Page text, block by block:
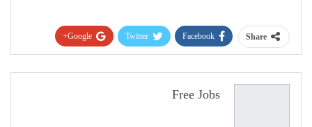
Share
Facebook
Twitter
Google+
البريد الإلكتروني
Free Jobs